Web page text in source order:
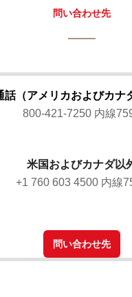
問い合わせ先
話（アメリカおよびカナ
800-421-7250 内線
米国およびカナダ以
+1 760 603 4500 内線
問い合わせ先